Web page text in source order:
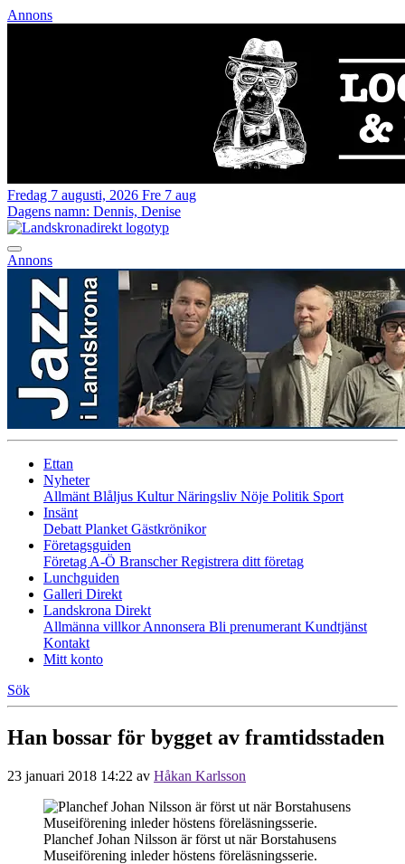
Annons
Fredag 7 augusti, 2026 Fre 7 aug
Dagens namn: Dennis, Denise
Annons
Ettan
Nyheter
Allmänt Blåljus KulturNäringsliv Nöje Politik Sport
Insänt
Debatt Planket Gästkrönikor
Företagsguiden
Företag A-Ö BranscherRegistrera ditt företag
Lunchguiden
Galleri Direkt
Landskrona Direkt
Allmänna villkorAnnonsera Bli prenumerant Kundtjänst
Kontakt
Mitt konto
Sök
Han bossar för bygget av framtidsstaden
23 januari 2018 14:22 av Håkan Karlsson
Planchef Johan Nilsson är först ut när Borstahusens
Museiförening inleder höstens föreläsningsserie.